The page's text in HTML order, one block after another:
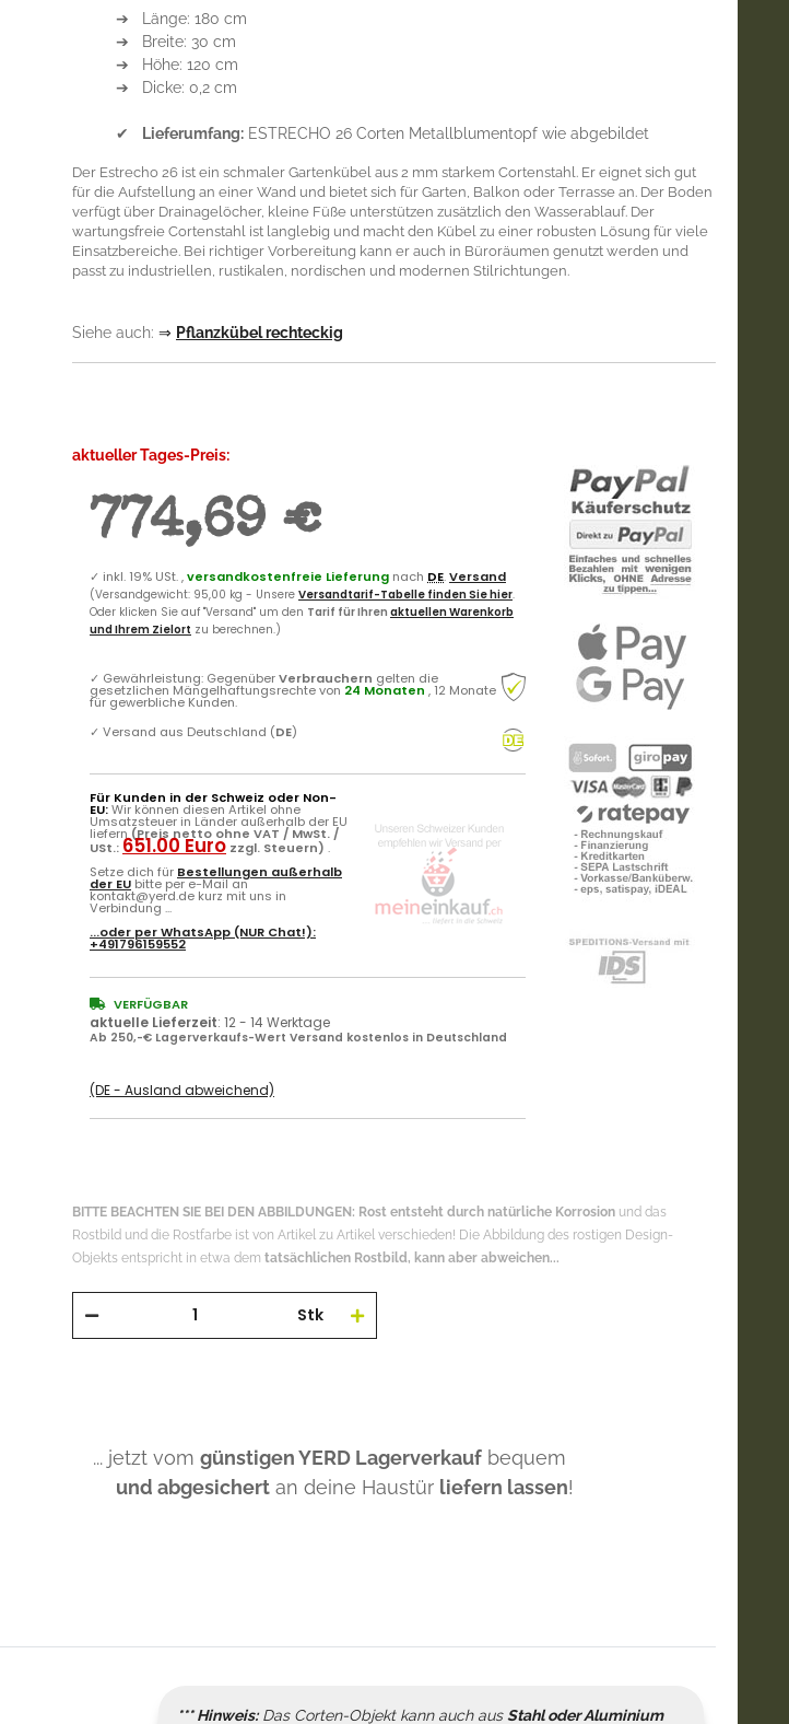
➔ Länge: 180 cm
➔ Breite: 30 cm
➔ Höhe: 120 cm
➔ Dicke: 0,2 cm
✔ Lieferumfang: ESTRECHO 26 Corten Metallblumentopf wie abgebildet
Der Estrecho 26 ist ein schmaler Gartenkübel aus 2 mm starkem Cortenstahl. Er eignet sich gut
für die Aufstellung an einer Wand und bietet sich für Garten, Balkon oder Terrasse an. Der Boden
verfügt über Drainagelöcher, kleine Füße unterstützen zusätzlich den Wasserablauf. Der
wartungsfreie Cortenstahl ist langlebig und macht den Kübel zu einer robusten Lösung für viele
Einsatzbereiche. Bei richtiger Vorbereitung kann er auch in Büroräumen genutzt werden und
passt zu industriellen, rustikalen, nordischen und modernen Stilrichtungen.
Siehe auch: ⇒ Pflanzkübel rechteckig
aktueller Tages-Preis:
774,69 €
✓ inkl. 19% USt. ,versandkostenfreie Lieferung nach DE.Versand
(Versandgewicht: 95,00 kg - Unsere Versandtarif-Tabelle finden Sie hier.
Oder klicken Sie auf "Versand" um den Tarif für Ihren aktuellen Warenkorb
und Ihrem Zielort zu berechnen.)
✓ Gewährleistung: GegenüberVerbrauchern gelten die
gesetzlichen Mängelhaftungsrechte von 24 Monaten , 12 Monate
für gewerbliche Kunden.
✓ Versand aus Deutschland (DE)
Für Kunden in der Schweiz oder Non-
EU:Wir können diesen Artikel ohne
Umsatzsteuer in Länder außerhalb der EU
liefern(Preis netto ohne VAT / MwSt. /
USt.: 651.00 Euro zzgl. Steuern) .
Setze dich für Bestellungen außerhalb
der EU bitte per e-Mail an
kontakt@yerd.de kurz mit uns in
Verbindung ...
...oder perWhatsApp (NUR Chat!):
+491796159552
VERFÜGBAR
aktuelle Lieferzeit: 12 - 14 Werktage
Ab 250,-€ Lagerverkaufs-Wert Versand kostenlos in Deutschland
(DE - Ausland abweichend)
BITTE BEACHTEN SIE BEI DEN ABBILDUNGEN: Rost entsteht durch natürliche Korrosion und das
Rostbild und die Rostfarbe ist von Artikel zu Artikel verschieden! Die Abbildung des rostigen Design-
Objekts entspricht in etwa dem tatsächlichen Rostbild, kann aber abweichen...
Stk
... jetzt vom günstigen YERD Lagerverkauf bequem
und abgesichert an deine Haustür liefern lassen!
*** Hinweis:Das Corten-Objekt kann auch ausStahl oder Aluminium